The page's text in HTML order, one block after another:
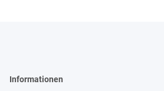
Informationen